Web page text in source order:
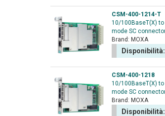
CSM-400-1214-T
10/100BaseT(X)
mode SC
Brand: MOXA
Disponibilità:
CSM-400-1218
10/100BaseT(X)
mode SC
Brand: MOXA
Disponibilità: